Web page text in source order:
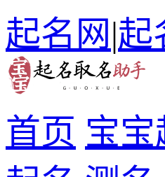
起名网|起
首页 宝宝